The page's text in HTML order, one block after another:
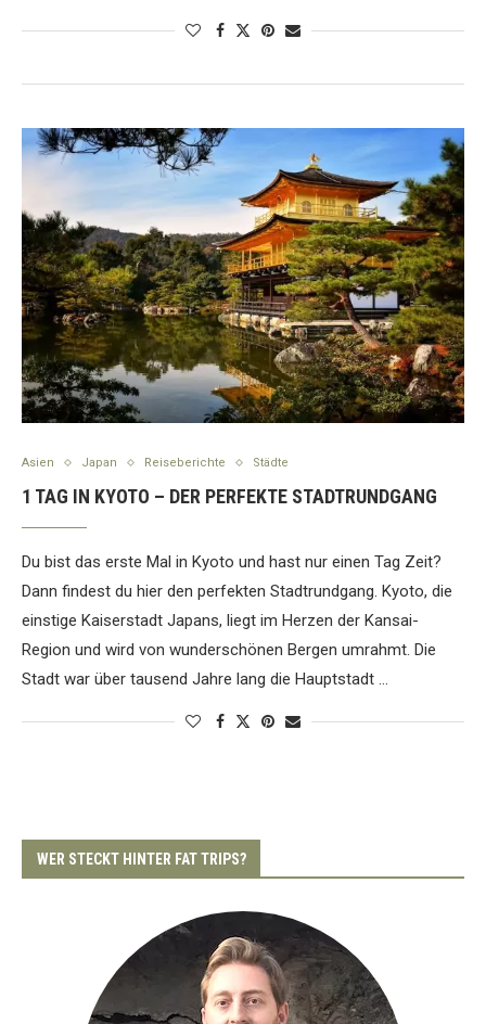
Asien Japan Reiseberichte Städte
1 TAG IN KYOTO – DER PERFEKTE STADTRUNDGANG
Du bist das erste Mal in Kyoto und hast nur einen Tag Zeit?
Dann findest du hier den perfekten Stadtrundgang. Kyoto, die
einstige Kaiserstadt Japans, liegt im Herzen der Kansai-
Region und wird von wunderschönen Bergen umrahmt. Die
Stadt war über tausend Jahre lang die Hauptstadt …
WER STECKT HINTER FAT TRIPS?